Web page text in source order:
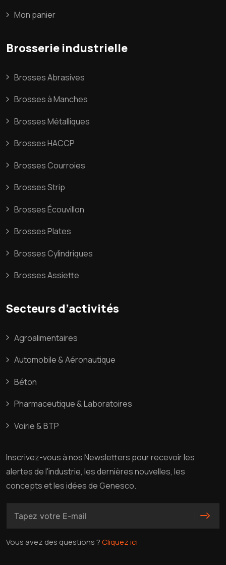
Mon panier
Brosserie industrielle
Brosses Abrasives
Brosses à Manches
Brosses Métalliques
Brosses HACCP
Brosses Courroies
Brosses Strip
Brosses Écouvillon
Brosses Plates
Brosses Cylindriques
Brosses Assiette
Secteurs d’activités
Agroalimentaires
Automobile & Aéronautique
Béton
Pharmaceutique & Laboratoires
Voirie & BTP
Inscrivez-vousànosNewsletters pourrecevoirles
alertesdel'industrie, lesdernièresnouvelles, les
conceptsetlesidéesdeGenesco.
Vous avez des questions ?Cliquez ici